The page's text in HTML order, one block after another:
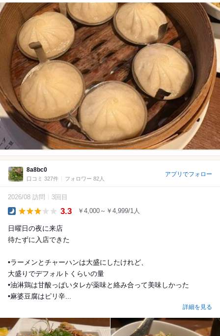
8a8bc0
口コミ 327件 フォロワー 82人
アプリでフォロー
2026/08 訪問 3回目
3.3 ￥4,000～￥4,999/1人
日曜日の夜に来店
待たずに入店できた
•ラーメンとチャーハンは大盛にしたけれど、
大盛りでデフォルトくらいの量
•油淋鶏は甘酸っぱいタレが薬味と絡み合って美味しかった
•麻婆豆腐はピリ辛...
詳細を見る